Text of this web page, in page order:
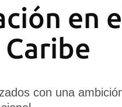
en
con una